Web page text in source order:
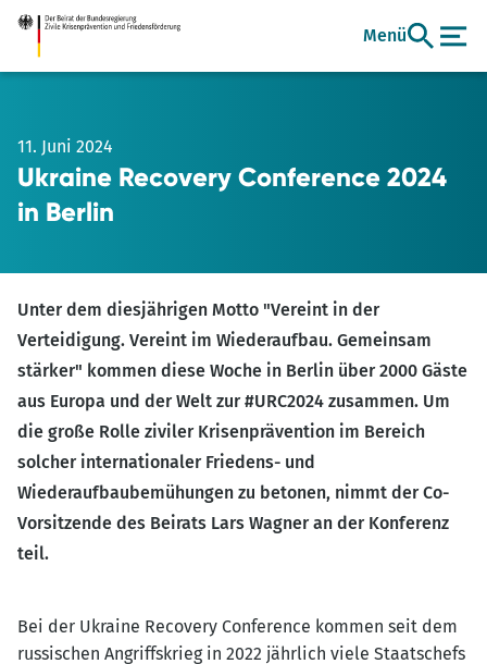
Zum
Hauptinhalt
Menü
11. Juni 2024
Ukraine Recovery Conference 2024
in Berlin
Unter dem diesjährigen Motto "Vereint in der
Verteidigung. Vereint im Wiederaufbau. Gemeinsam
stärker" kommen diese Woche in Berlin über 2000 Gäste
aus Europa und der Welt zur #URC2024 zusammen. Um
die große Rolle ziviler Krisenprävention im Bereich
solcher internationaler Friedens- und
Wiederaufbaubemühungen zu betonen, nimmt der Co-
Vorsitzende des Beirats Lars Wagner an der Konferenz
teil.
Bei der Ukraine Recovery Conference kommen seit dem
russischen Angriffskrieg in 2022 jährlich viele Staatschefs